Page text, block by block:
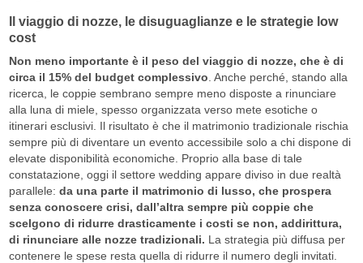
Il viaggio di nozze, le disuguaglianze e le strategie low
cost
Non meno importante è il peso del viaggio di nozze, che è di
circa il 15% del budget complessivo . Anche perché, stando alla
ricerca, le coppie sembrano sempre meno disposte a rinunciare
alla luna di miele, spesso organizzata verso mete esotiche o
itinerari esclusivi. Il risultato è che il matrimonio tradizionale rischia
sempre più di diventare un evento accessibile solo a chi dispone di
elevate disponibilità economiche. Proprio alla base di tale
constatazione, oggi il settore wedding appare diviso in due realtà
parallele: da una parte il matrimonio di lusso, che prospera
senza conoscere crisi, dall’altra sempre più coppie che
scelgono di ridurre drasticamente i costi se non, addirittura,
di rinunciare alle nozze tradizionali. La strategia più diffusa per
contenere le spese resta quella di ridurre il numero degli invitati.